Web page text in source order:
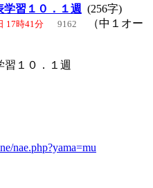
学習１０．１週 (256字)
17時41分 9162
（中１オー
習１０．１週
nae.php?yama=mu